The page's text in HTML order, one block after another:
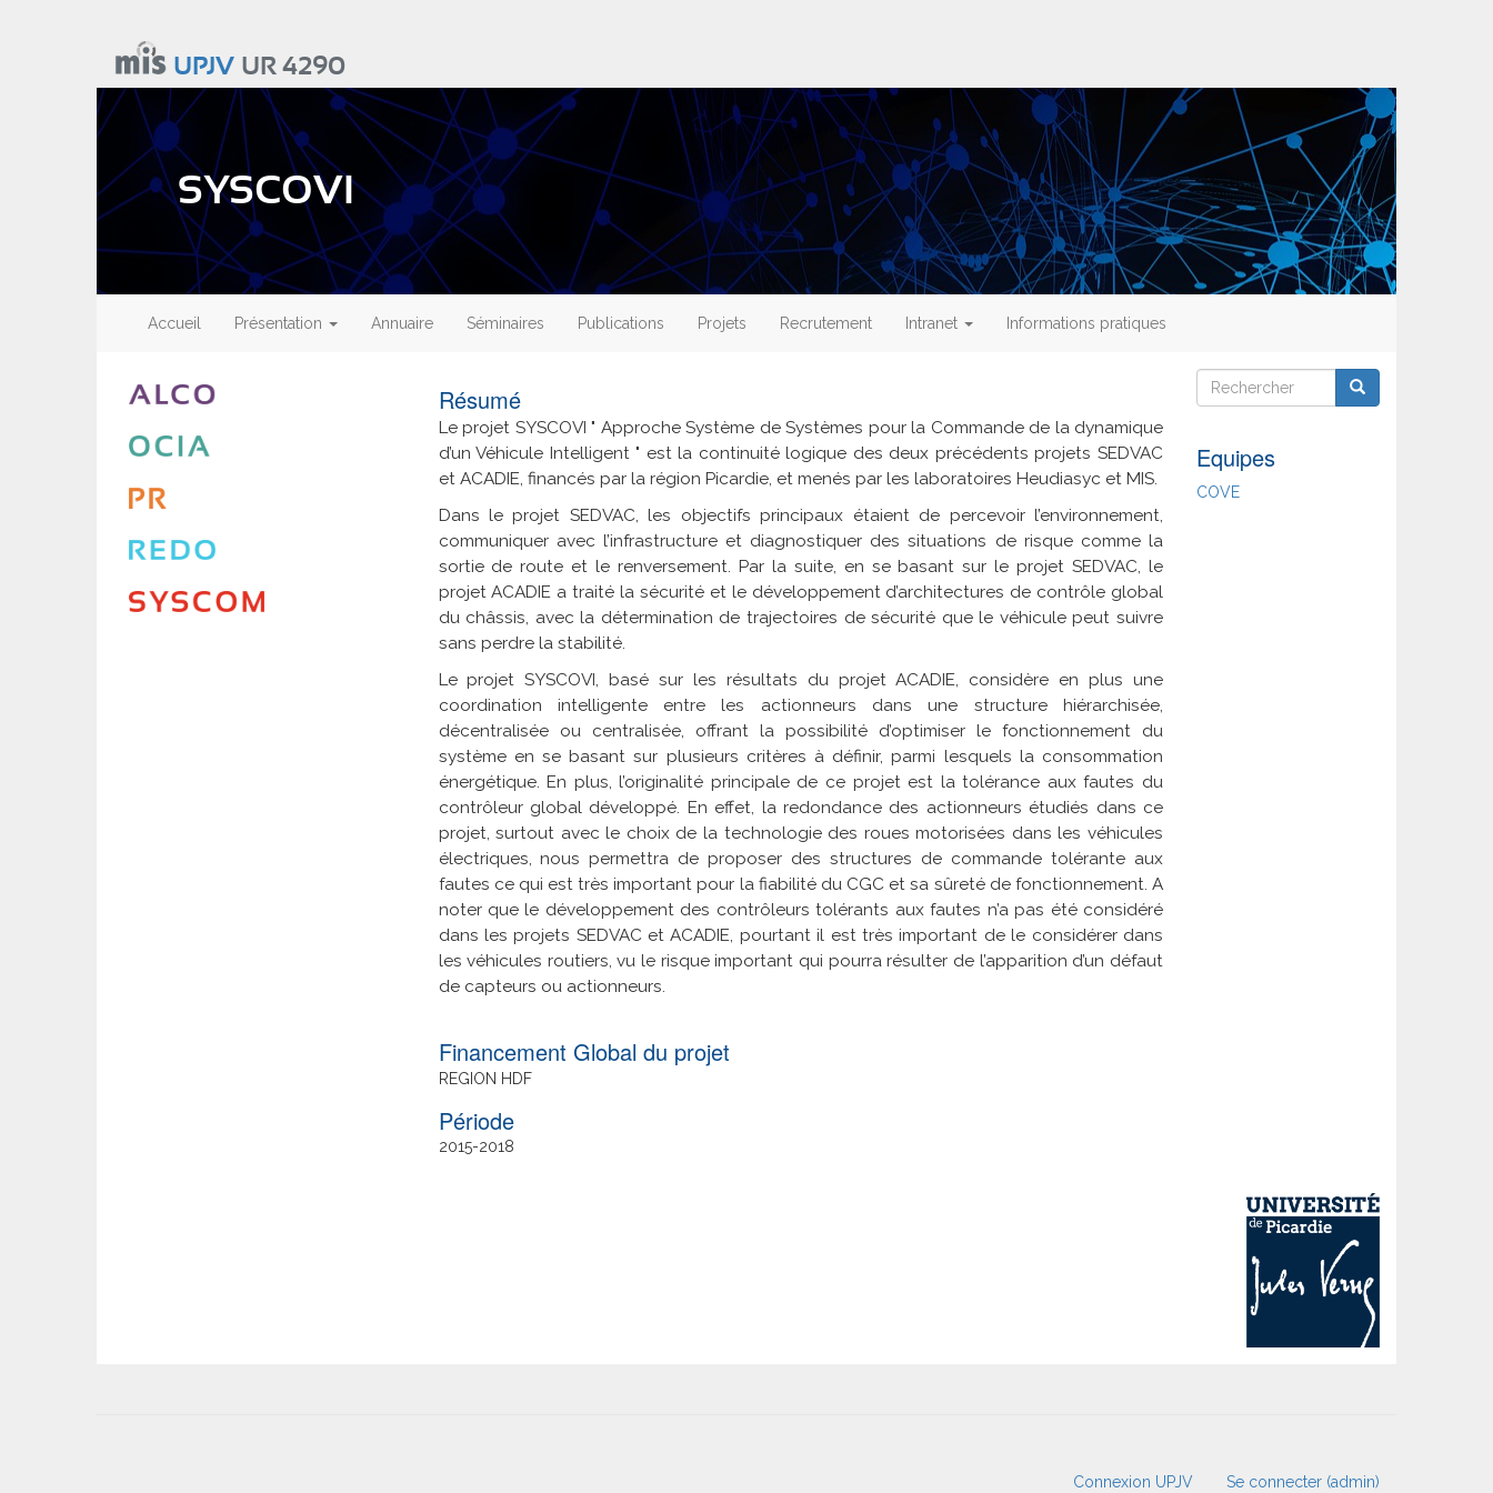
UPJVUR 4290
SYSCOVI
Main
navigation
Accueil Présentation Annuaire Séminaires Publications Projets Recrutement Intranet Informations pratiques
Résumé
Le projet SYSCOVI " Approche Système de Systèmes pour la Commande de la dynamique
d’un Véhicule Intelligent" est la continuité logique des deux précédents projets SEDVAC
et ACADIE, financés par la région Picardie, et menés par les laboratoires Heudiasyc et MIS.
Dans le projet SEDVAC, les objectifs principaux étaient de percevoir l’environnement,
communiquer avec l’infrastructure et diagnostiquer des situations de risque comme la
sortie de route et le renversement. Par la suite, en se basant sur le projet SEDVAC, le
projet ACADIE a traité la sécurité et le développement d’architectures de contrôle global
du châssis, avec la détermination de trajectoires de sécurité que le véhicule peut suivre
sans perdre la stabilité.
Le projet SYSCOVI, basé sur les résultats du projet ACADIE, considère en plus une
coordination intelligente entre les actionneurs dans une structure hiérarchisée,
décentralisée ou centralisée, offrant la possibilité d’optimiser le fonctionnement du
système en se basant sur plusieurs critères à définir, parmi lesquels la consommation
énergétique. En plus, l’originalité principale de ce projet est la tolérance aux fautes du
contrôleur global développé. En effet, la redondance des actionneurs étudiés dans ce
projet, surtout avec le choix de la technologie des roues motorisées dans les véhicules
électriques, nous permettra de proposer des structures de commande tolérante aux
fautes ce qui est très important pour la fiabilité du CGC et sa sûreté de fonctionnement. A
noter que le développement des contrôleurs tolérants aux fautes n’a pas été considéré
dans les projets SEDVAC et ACADIE, pourtant il est très important de le considérer dans
les véhicules routiers, vu le risque important qui pourra résulter de l’apparition d’un défaut
de capteurs ou actionneurs.
Financement Global du projet
REGION HDF
2015
Date2018
Rechercher
Rechercher Rechercher
Equipes
COVE
Connexion UPJV Se connecter (admin)